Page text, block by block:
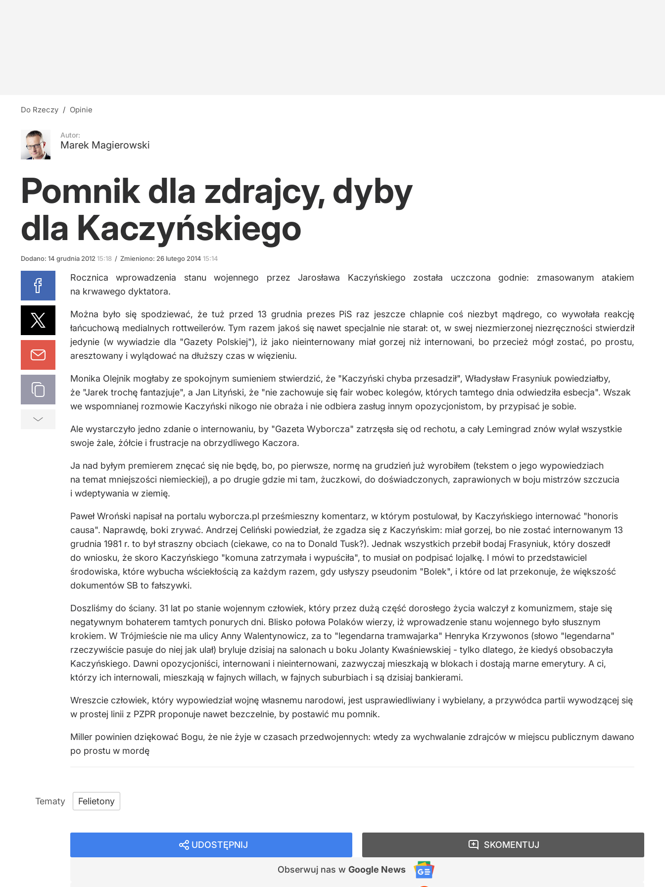
1
Do Rzeczy / Opinie
Autor:
Marek Magierowski
Pomnik dla zdrajcy, dyby
dla Kaczyńskiego
Dodano: 14 grudnia 2012 15:18 / Zmieniono: 26 lutego 2014 15:14
Rocznica wprowadzenia stanu wojennego przez Jarosława Kaczyńskiego została uczczona godnie: zmasowanym atakiem
na krwawego dyktatora.
Można było się spodziewać, że tuż przed 13 grudnia prezes PiS raz jeszcze chlapnie coś niezbyt mądrego, co wywołała reakcję
łańcuchową medialnych rottweilerów. Tym razem jakoś się nawet specjalnie nie starał: ot, w swej niezmierzonej niezręczności stwierdził
jedynie (w wywiadzie dla "Gazety Polskiej"), iż jako nieinternowany miał gorzej niż internowani, bo przecież mógł zostać, po prostu,
aresztowany i wylądować na dłuższy czas w więzieniu.
Monika Olejnik mogłaby ze spokojnym sumieniem stwierdzić, że "Kaczyński chyba przesadził", Władysław Frasyniuk powiedziałby,
że "Jarek trochę fantazjuje", a Jan Lityński, że "nie zachowuje się fair wobec kolegów, których tamtego dnia odwiedziła esbecja". Wszak
we wspomnianej rozmowie Kaczyński nikogo nie obraża i nie odbiera zasług innym opozycjonistom, by przypisać je sobie.
Ale wystarczyło jedno zdanie o internowaniu, by "Gazeta Wyborcza" zatrzęsła się od rechotu, a cały Lemingrad znów wylał wszystkie
swoje żale, żółcie i frustracje na obrzydliwego Kaczora.
Ja nad byłym premierem znęcać się nie będę, bo, po pierwsze, normę na grudzień już wyrobiłem (tekstem o jego wypowiedziach
na temat mniejszości niemieckiej), a po drugie gdzie mi tam, żuczkowi, do doświadczonych, zaprawionych w boju mistrzów szczucia
i wdeptywania w ziemię.
Paweł Wroński napisał na portalu wyborcza.pl prześmieszny komentarz, w którym postulował, by Kaczyńskiego internować "honoris
causa". Naprawdę, boki zrywać. Andrzej Celiński powiedział, że zgadza się z Kaczyńskim: miał gorzej, bo nie zostać internowanym 13
grudnia 1981 r. to był straszny obciach (ciekawe, co na to Donald Tusk?). Jednak wszystkich przebił bodaj Frasyniuk, który doszedł
do wniosku, że skoro Kaczyńskiego "komuna zatrzymała i wypuściła", to musiał on podpisać lojalkę. I mówi to przedstawiciel
środowiska, które wybucha wściekłością za każdym razem, gdy usłyszy pseudonim "Bolek", i które od lat przekonuje, że większość
dokumentów SB to fałszywki.
Doszliśmy do ściany. 31 lat po stanie wojennym człowiek, który przez dużą część dorosłego życia walczył z komunizmem, staje się
negatywnym bohaterem tamtych ponurych dni. Blisko połowa Polaków wierzy, iż wprowadzenie stanu wojennego było słusznym
krokiem. W Trójmieście nie ma ulicy Anny Walentynowicz, za to "legendarna tramwajarka" Henryka Krzywonos (słowo "legendarna"
rzeczywiście pasuje do niej jak ulał) bryluje dzisiaj na salonach u boku Jolanty Kwaśniewskiej - tylko dlatego, że kiedyś obsobaczyła
Kaczyńskiego. Dawni opozycjoniści, internowani i nieinternowani, zazwyczaj mieszkają w blokach i dostają marne emerytury. A ci,
którzy ich internowali, mieszkają w fajnych willach, w fajnych suburbiach i są dzisiaj bankierami.
Wreszcie człowiek, który wypowiedział wojnę własnemu narodowi, jest usprawiedliwiany i wybielany, a przywódca partii wywodzącej się
w prostej linii z PZPR proponuje nawet bezczelnie, by postawić mu pomnik.
Miller powinien dziękować Bogu, że nie żyje w czasach przedwojennych: wtedy za wychwalanie zdrajców w miejscu publicznym dawano
po prostu w mordę
Felietony
UDOSTĘPNIJ
Obserwuj nas w Google News
SKOMENTUJ